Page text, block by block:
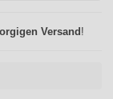
Versand !